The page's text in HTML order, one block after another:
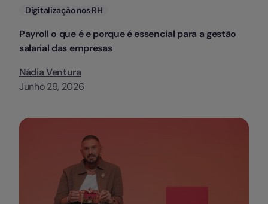
Categorias
Digitalização nos RH
Payroll o que é e porque é essencial para a gestão
salarial das empresas
Nádia Ventura
Junho 29, 2026